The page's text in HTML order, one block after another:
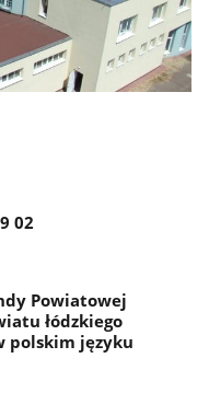
02
Powiatowej
łódzkiego
polskim języku